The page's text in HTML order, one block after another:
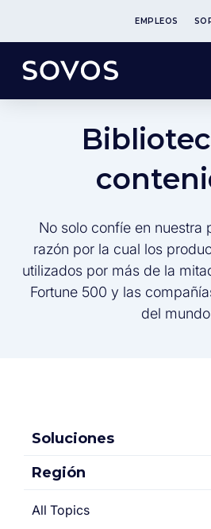
EMPLEOS
No solo confíe en nuestra
razón por la cual los
utilizados por más de la
Fortune 500 y las
del
Soluciones
Región
All Topics